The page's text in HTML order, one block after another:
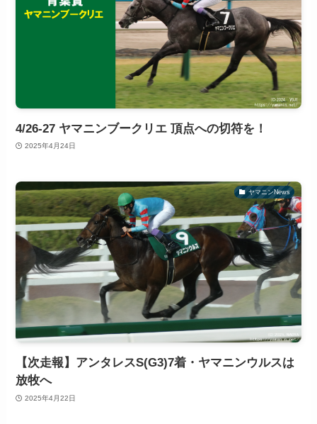
4/26-27 ヤマニンブークリエ 頂点への切符を！
2025年4月24日
ヤマニンNews
【次走報】アンタレスS(G3)7着・ヤマニンウルスは
放牧へ
2025年4月22日